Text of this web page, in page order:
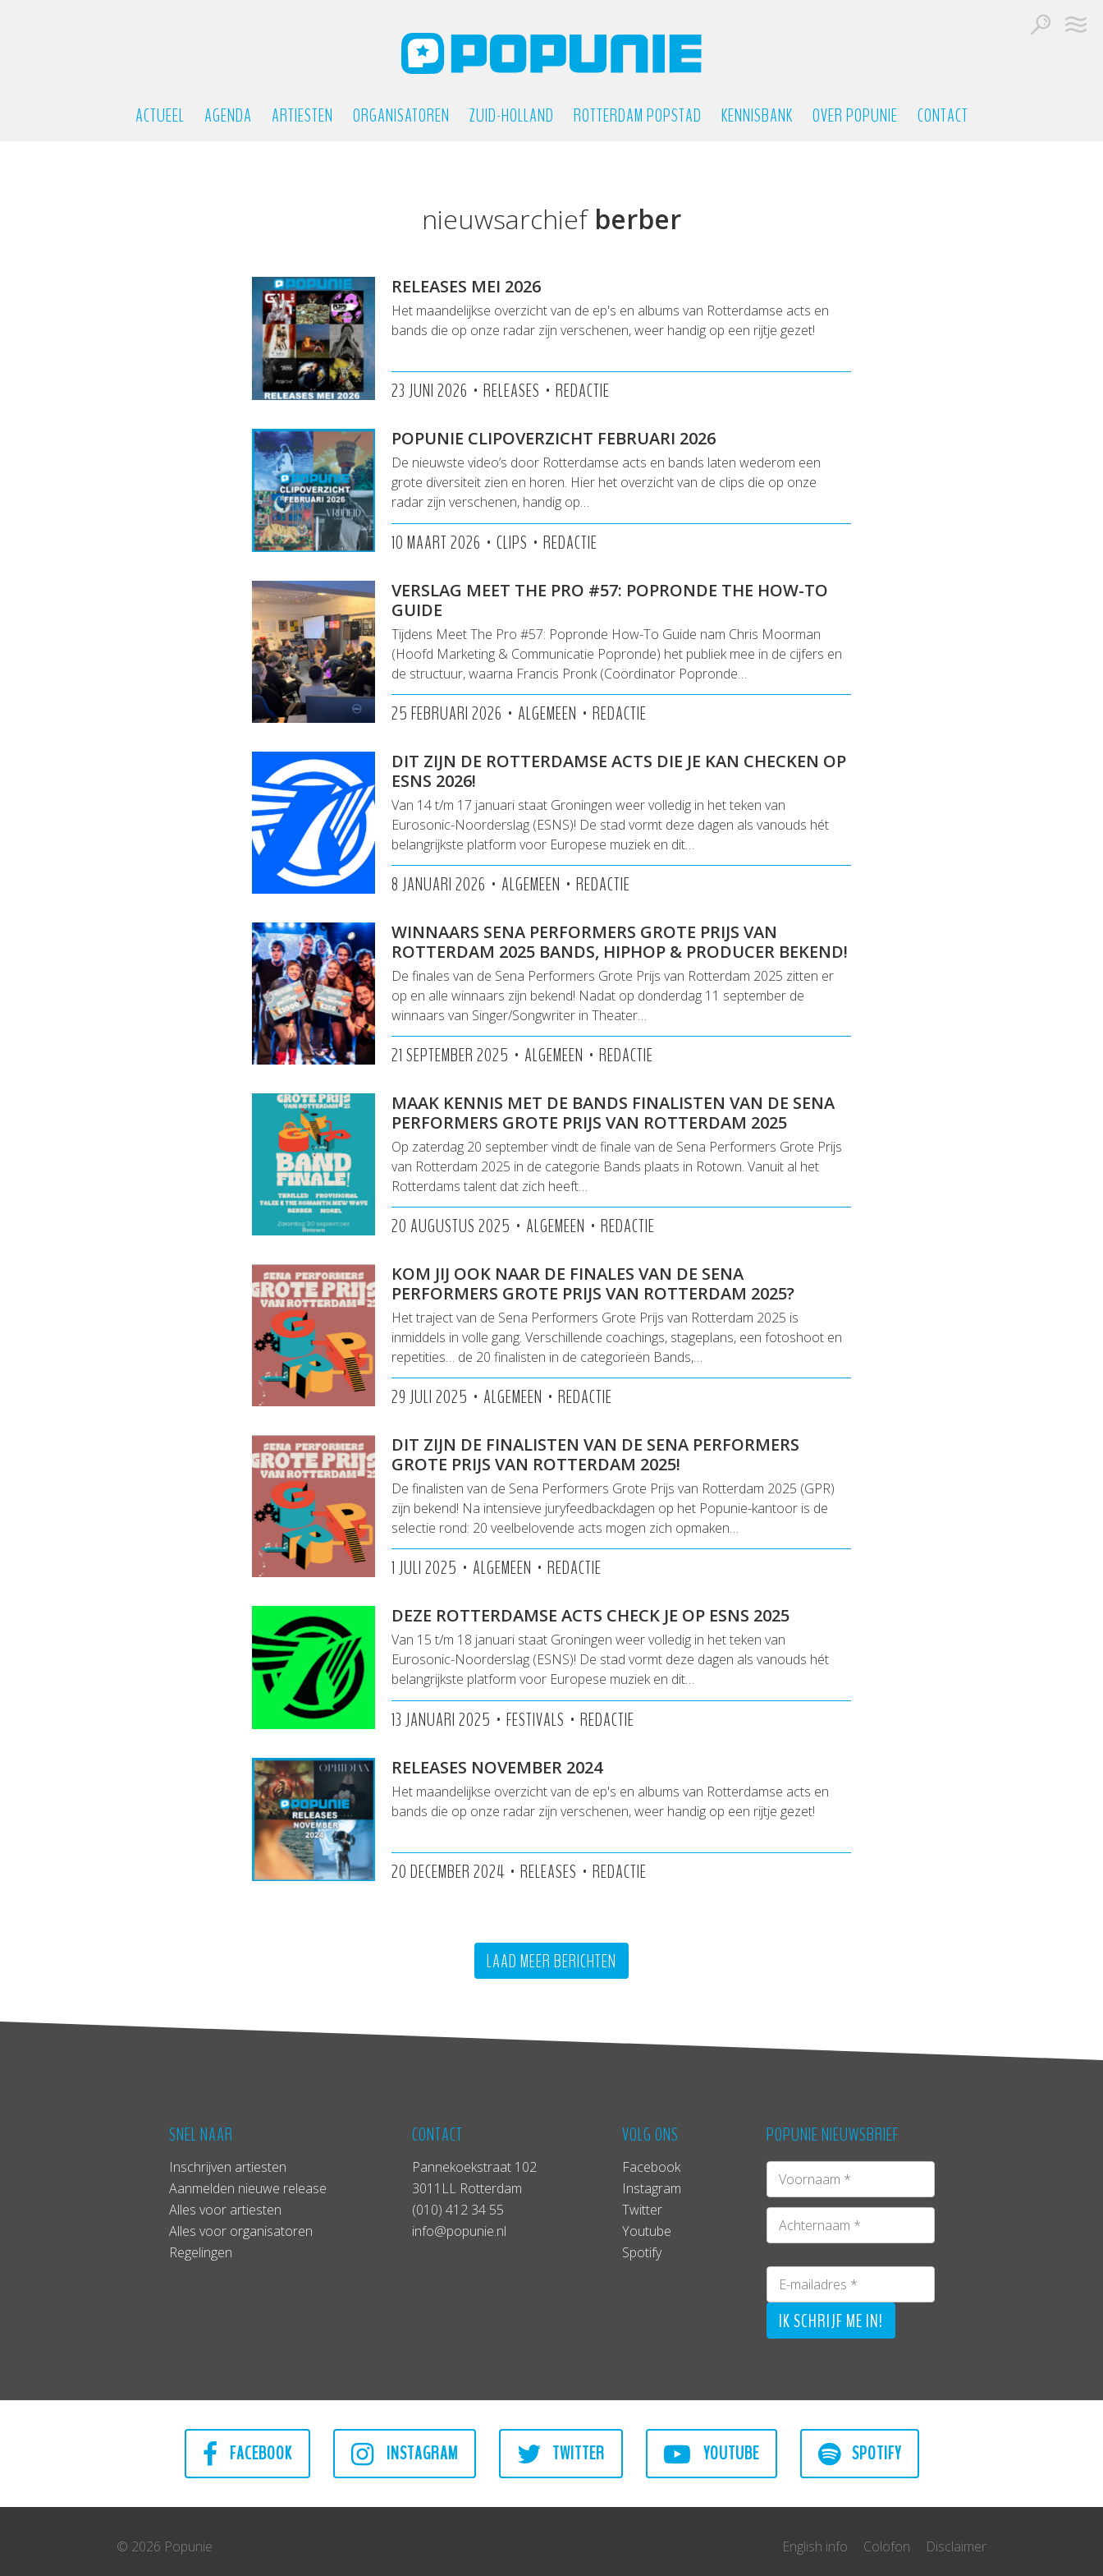
ACTUEEL AGENDA ARTIESTEN ORGANISATOREN ZUID-HOLLAND ROTTERDAM POPSTAD KENNISBANK OVER POPUNIE CONTACT
nieuwsarchief berber
RELEASES MEI 2026
Het maandelijkse overzicht van de ep's en albums van Rotterdamse acts en
bands die op onze radar zijn verschenen, weer handig op een rijtje gezet!
23 JUNI 2026 • RELEASES • REDACTIE
POPUNIE CLIPOVERZICHT FEBRUARI 2026
De nieuwste video’s door Rotterdamse acts en bands laten wederom een
grote diversiteit zien en horen. Hier het overzicht van de clips die op onze
radar zijn verschenen, handig op…
10 MAART 2026 • CLIPS • REDACTIE
VERSLAG MEET THE PRO #57: POPRONDE THE HOW-TO
GUIDE
Tijdens Meet The Pro #57: Popronde How-To Guide nam Chris Moorman
(Hoofd Marketing & Communicatie Popronde) het publiek mee in de cijfers en
de structuur, waarna Francis Pronk (Coördinator Popronde…
25 FEBRUARI 2026 • ALGEMEEN • REDACTIE
DIT ZIJN DE ROTTERDAMSE ACTS DIE JE KAN CHECKEN OP
ESNS 2026!
Van 14 t/m 17 januari staat Groningen weer volledig in het teken van
Eurosonic-Noorderslag (ESNS)! De stad vormt deze dagen als vanouds hét
belangrijkste platform voor Europese muziek en dit…
8 JANUARI 2026 • ALGEMEEN • REDACTIE
WINNAARS SENA PERFORMERS GROTE PRIJS VAN
ROTTERDAM 2025 BANDS, HIPHOP & PRODUCER BEKEND!
De finales van de Sena Performers Grote Prijs van Rotterdam 2025 zitten er
op en alle winnaars zijn bekend! Nadat op donderdag 11 september de
winnaars van Singer/Songwriter in Theater…
21 SEPTEMBER 2025 • ALGEMEEN • REDACTIE
MAAK KENNIS MET DE BANDS FINALISTEN VAN DE SENA
PERFORMERS GROTE PRIJS VAN ROTTERDAM 2025
Op zaterdag 20 september vindt de finale van de Sena Performers Grote Prijs
van Rotterdam 2025 in de categorie Bands plaats in Rotown. Vanuit al het
Rotterdams talent dat zich heeft…
20 AUGUSTUS 2025 • ALGEMEEN • REDACTIE
KOM JIJ OOK NAAR DE FINALES VAN DE SENA
PERFORMERS GROTE PRIJS VAN ROTTERDAM 2025?
Het traject van de Sena Performers Grote Prijs van Rotterdam 2025 is
inmiddels in volle gang. Verschillende coachings, stageplans, een fotoshoot en
repetities… de 20 finalisten in de categorieën Bands,…
29 JULI 2025 • ALGEMEEN • REDACTIE
DIT ZIJN DE FINALISTEN VAN DE SENA PERFORMERS
GROTE PRIJS VAN ROTTERDAM 2025!
De finalisten van de Sena Performers Grote Prijs van Rotterdam 2025 (GPR)
zijn bekend! Na intensieve juryfeedbackdagen op het Popunie-kantoor is de
selectie rond: 20 veelbelovende acts mogen zich opmaken…
1 JULI 2025 • ALGEMEEN • REDACTIE
DEZE ROTTERDAMSE ACTS CHECK JE OP ESNS 2025
Van 15 t/m 18 januari staat Groningen weer volledig in het teken van
Eurosonic-Noorderslag (ESNS)! De stad vormt deze dagen als vanouds hét
belangrijkste platform voor Europese muziek en dit…
13 JANUARI 2025 • FESTIVALS • REDACTIE
RELEASES NOVEMBER 2024
Het maandelijkse overzicht van de ep's en albums van Rotterdamse acts en
bands die op onze radar zijn verschenen, weer handig op een rijtje gezet!
20 DECEMBER 2024 • RELEASES • REDACTIE
LAAD MEER BERICHTEN
SNEL NAAR
Inschrijven artiesten
Aanmelden nieuwe release
Alles voor artiesten
Alles voor organisatoren
Regelingen
CONTACT
Pannekoekstraat 102
3011LL Rotterdam
(010) 412 34 55
info@popunie.nl
VOLG ONS
Facebook
Instagram
Twitter
Youtube
Spotify
POPUNIE NIEUWSBRIEF
FACEBOOK INSTAGRAM TWITTER YOUTUBE SPOTIFY
© 2026 Popunie English info Colofon Disclaimer